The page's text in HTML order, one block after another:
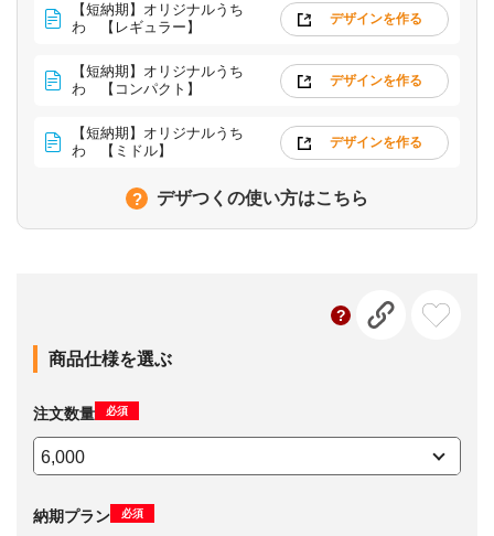
【短納期】オリジナルうち
わ 【レギュラー】
デザインを作る
【短納期】オリジナルうち
わ 【コンパクト】
デザインを作る
【短納期】オリジナルうち
わ 【ミドル】
デザインを作る
デザつくの使い方はこちら
商品仕様を選ぶ
注文数量 必須
納期プラン 必須